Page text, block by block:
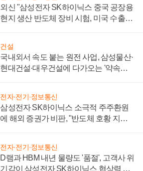
외신 "삼성전자 SK하이닉스 중국 공장용
현지 생산 반도체 장비 시험, 미국 수출통
건설
국내외서 속도 붙는 원전 사업, 삼성물산·
현대건설·대우건설에 다가오는 '약속의
전자·전기·정보통신
삼성전자 SK하이닉스 소극적 주주환원
에 해외 증권가 비판, "반도체 호황 지속
전자·전기·정보통신
D램과 HBM 내년 물량도 '품절', 고객사 위
기감이 삼성전자 SK하이닉스 협상력 더